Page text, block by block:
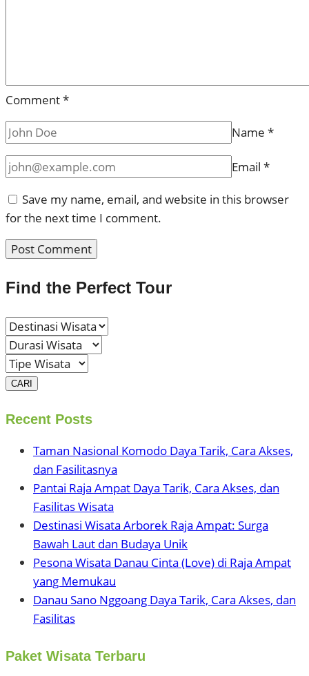
Comment*
Name *
Email *
Save my name, email, and website in this browser
for the next time I comment.
Find the Perfect Tour
CARI
Recent Posts
Taman Nasional Komodo Daya Tarik, Cara Akses,
dan Fasilitasnya
Pantai Raja Ampat Daya Tarik, Cara Akses, dan
Fasilitas Wisata
Destinasi Wisata Arborek Raja Ampat: Surga
Bawah Laut dan Budaya Unik
Pesona Wisata Danau Cinta (Love) di Raja Ampat
yang Memukau
Danau Sano Nggoang Daya Tarik, Cara Akses, dan
Fasilitas
Paket Wisata Terbaru